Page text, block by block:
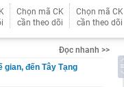
Chọn mã CK
cần theo dõi
Chọn mã CK
cần theo dõi
Đọc nhanh >>
gian, đến Tây Tạng